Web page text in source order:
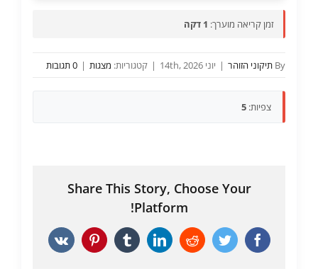
זמן קריאה מוערך: 1 דקה
By תיקוני הזוהר | יוני 14th, 2026 | קטגוריות: מצגות | 0 תגובות
צפיות: 5
Share This Story, Choose Your
Platform!
Facebook
Twitter
Reddit
LinkedIn
Tumblr
Pinterest
Vk